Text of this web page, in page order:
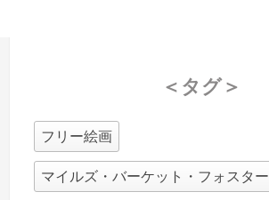
＜タグ＞
フリー絵画
マイルズ・バーケット・フォスター